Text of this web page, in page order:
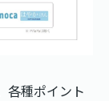
各種ポイント